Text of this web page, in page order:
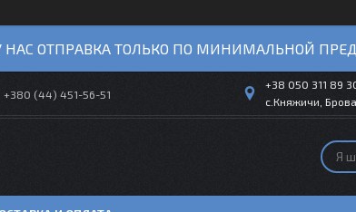
НАС ОТПРАВКА ТОЛЬКО ПО МИНИМАЛЬНОЙ
+380 (44) 451-56-51
+38 050 311 89
с.Княжичи,